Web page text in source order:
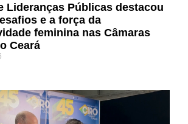
Lideranças Públicas destacou
e a força da
feminina nas Câmaras
Ceará